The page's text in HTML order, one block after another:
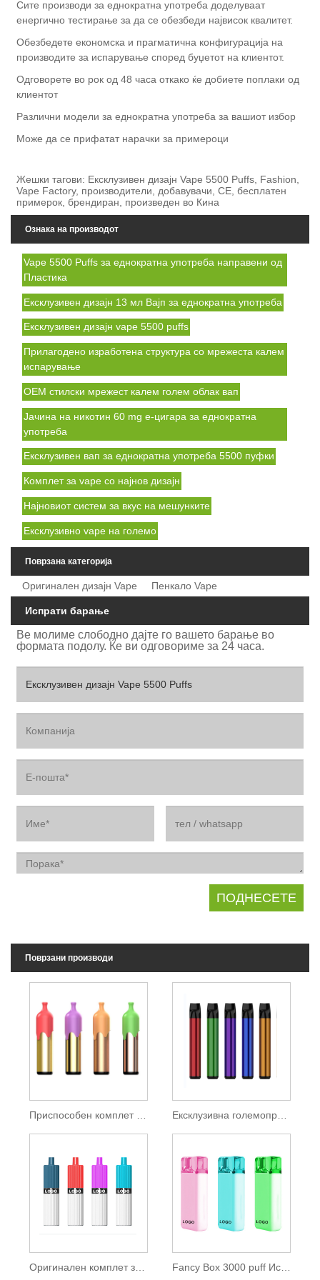
Сите производи за еднократна употреба доделуваат
енергично тестирање за да се обезбеди највисок квалитет.
Обезбедете економска и прагматична конфигурација на
производите за испарување според буџетот на клиентот.
Одговорете во рок од 48 часа откако ќе добиете поплаки од
клиентот
Различни модели за еднократна употреба за вашиот избор
Може да се прифатат нарачки за примероци
Жешки тагови: Ексклузивен дизајн Vape 5500 Puffs, Fashion,
Vape Factory, производители, добавувачи, CE, бесплатен
примерок, брендиран, произведен во Кина
Ознака на производот
Vape 5500 Puffs за еднократна употреба направени од
Пластика
Ексклузивен дизајн 13 мл Вајп за еднократна употреба
Ексклузивен дизајн vape 5500 puffs
Прилагодено изработена структура со мрежеста калем
испарување
OEM стилски мрежест калем голем облак вап
Јачина на никотин 60 mg е-цигара за еднократна
употреба
Ексклузивен вап за еднократна употреба 5500 пуфки
Комплет за vape со најнов дизајн
Најновиот систем за вкус на мешунките
Ексклузивно vape на големо
Поврзана категорија
Оригинален дизајн Vape Пенкало Vape
Испрати барање
Ве молиме слободно дајте го вашето барање во
формата подолу. Ќе ви одговориме за 24 часа.
Поврзани производи
Оригинален комплет за еднократна употреба 2500 Puffs